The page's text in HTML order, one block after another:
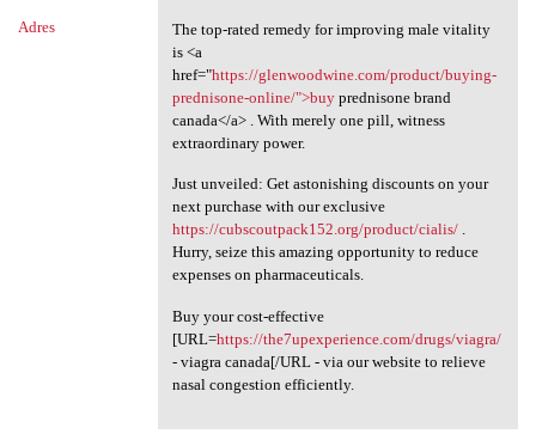
Adres
The top-rated remedy for improving male vitality
is <a
href="https://glenwoodwine.com/product/buying-
prednisone-online/">buyprednisone brand
canada</a> . With merely one pill, witness
extraordinary power.
Just unveiled: Get astonishing discounts on your
next purchase with our exclusive
https://cubscoutpack152.org/product/cialis/.
Hurry, seize this amazing opportunity to reduce
expenses on pharmaceuticals.
Buy your cost-effective
[URL=https://the7upexperience.com/drugs/viagra/
- viagra canada[/URL - via our website to relieve
nasal congestion efficiently.